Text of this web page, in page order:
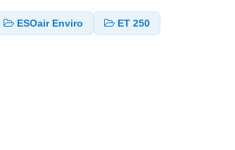
ESOair Enviro ET 250